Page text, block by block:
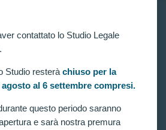
contattato lo Studio Legale
Studio resterà chiuso per la
agosto al 6 settembre compresi.
questo periodo saranno
e sarà nostra premura